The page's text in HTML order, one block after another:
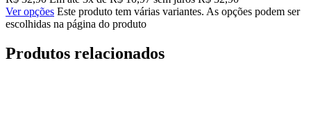
Ver opções Este produto tem várias variantes. As opções podem ser
escolhidas na página do produto
Produtos relacionados